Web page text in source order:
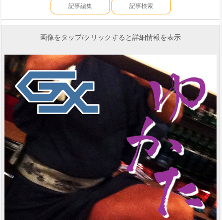
記事編集 記事検索
画像をタップ/クリックすると詳細情報を表示